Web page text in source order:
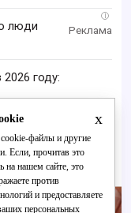
i
люди
году:
в
x
файлы и другие
Если, прочитав это
на нашем сайте, это
против
и предоставляете
персональных